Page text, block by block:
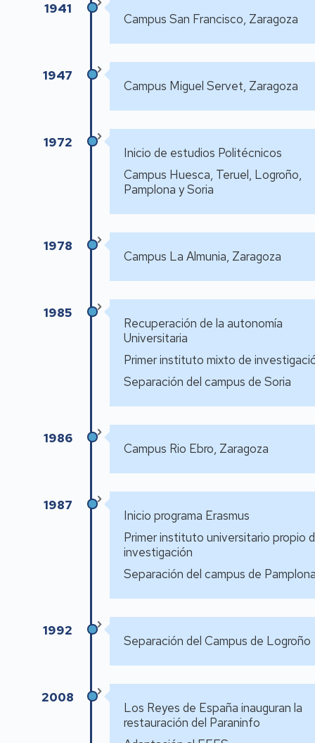
1941
Campus San Francisco, Zaragoza
1947
Campus Miguel Servet, Zaragoza
1972
Inicio de estudios Politécnicos
Campus Huesca, Teruel, Logroño,
Pamplona y Soria
1978
Campus La Almunia, Zaragoza
1985
Recuperación de la autonomía
Universitaria
Primer instituto mixto de
Separación del campus de Soria
1986
Campus Rio Ebro, Zaragoza
1987
Inicio programa Erasmus
Primer instituto universitario propio
investigación
Separación del campus de
1992
Separación del Campus de Logroño
2008
Los Reyes de España inauguran la
restauración del Paraninfo